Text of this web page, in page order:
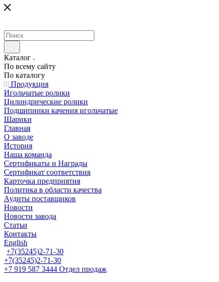
Каталог
По всему сайту
По каталогу
Продукция
Игольчатые ролики
Цилиндрические ролики
Подшипники качения игольчатые
Шарики
Главная
О заводе
История
Наша команда
Сертификаты и Награды
Сертификат соответствия
Карточка предприятия
Политика в области качества
Аудиты поставщиков
Новости
Новости завода
Статьи
Контакты
English
+7(35245)2-71-30
+7(35245)2-71-30
+7 919 587 3444 Отдел продаж